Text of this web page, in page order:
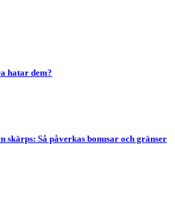
hatar dem?
skärps: Så påverkas bonusar och gränser